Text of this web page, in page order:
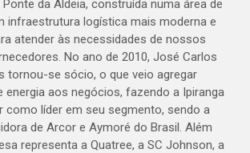
Ponte da Aldeia, construída numa área de
infraestrutura logística mais moderna e
atender às necessidades de nossos
No ano de 2010, José Carlos
tornou-se sócio, o que veio agregar
energia aos negócios, fazendo a Ipiranga
como líder em seu segmento, sendo a
de Arcor e Aymoré do Brasil. Além
representa a Quatree, a SC Johnson, a